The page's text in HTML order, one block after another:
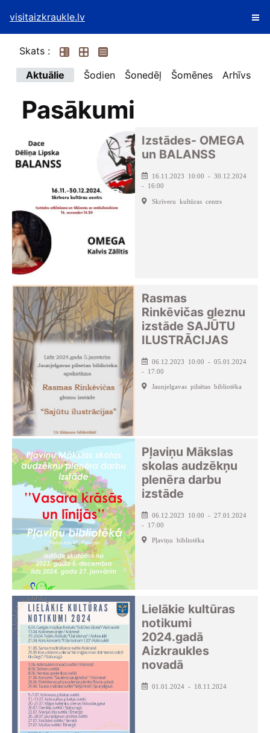
visitaizkraukle.lv
Skats :
Aktuālie
Šodien Šonedēļ Šomēnes Arhīvs
Pasākumi
Izstādes- OMEGA
un BALANSS
16.11.2023 10:00 - 30.12.2024
- 16:00
Skrīveru kultūras centrs
Rasmas
Rinkēvičas gleznu
izstāde SAJŪTU
ILUSTRĀCIJAS
06.12.2023 10:00 - 05.01.2024
- 17:00
Jaunjelgavas pilsētas bibliotēka
Pļaviņu Mākslas
skolas audzēkņu
plenēra darbu
izstāde
06.12.2023 10:00 - 27.01.2024
- 17:00
Pļaviņu bibliotēka
Lielākie kultūras
notikumi
2024.gadā
Aizkraukles
novadā
01.01.2024 - 18.11.2024